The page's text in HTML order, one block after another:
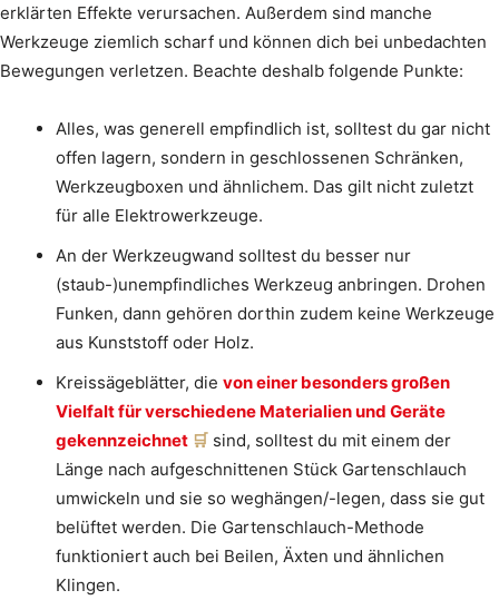
erklärten Effekte verursachen. Außerdem sind manche
Werkzeuge ziemlich scharf und können dich bei unbedachten
Bewegungen verletzen. Beachte deshalb folgende Punkte:
Alles, was generell empfindlich ist, solltest du gar nicht
offen lagern, sondern in geschlossenen Schränken,
Werkzeugboxen und ähnlichem. Das gilt nicht zuletzt
für alle Elektrowerkzeuge.
An der Werkzeugwand solltest du besser nur
(staub-)unempfindliches Werkzeug anbringen. Drohen
Funken, dann gehören dorthin zudem keine Werkzeuge
aus Kunststoff oder Holz.
Kreissägeblätter, die von einer besonders großen
Vielfalt für verschiedene Materialien und Geräte
gekennzeichnet
sind, solltest du mit einem der
Länge nach aufgeschnittenen Stück Gartenschlauch
umwickeln und sie so weghängen/-legen, dass sie gut
belüftet werden. Die Gartenschlauch-Methode
funktioniert auch bei Beilen, Äxten und ähnlichen
Klingen.